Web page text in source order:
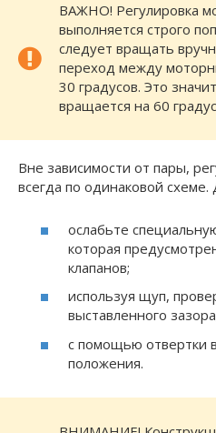
ВАЖНО! Регулировка
выполняется строго
следует вращать
переход между
30 градусов. Это
вращается на 60
Вне зависимости от пары,
всегда по одинаковой схеме.
ослабьте
которая
клапанов;
используя щуп,
выставленного
с помощью отвертки
положения.